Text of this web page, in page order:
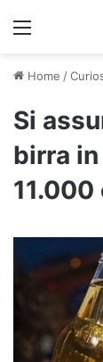
Menu
Home /
Si
birra